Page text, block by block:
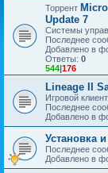
Торрент
Update 7
Системы
Последнее
Добавлено в
Ответы: 0
544|176
Lineage II
Игровой
Последнее
Добавлено в
Установка
Последнее
Добавлено в